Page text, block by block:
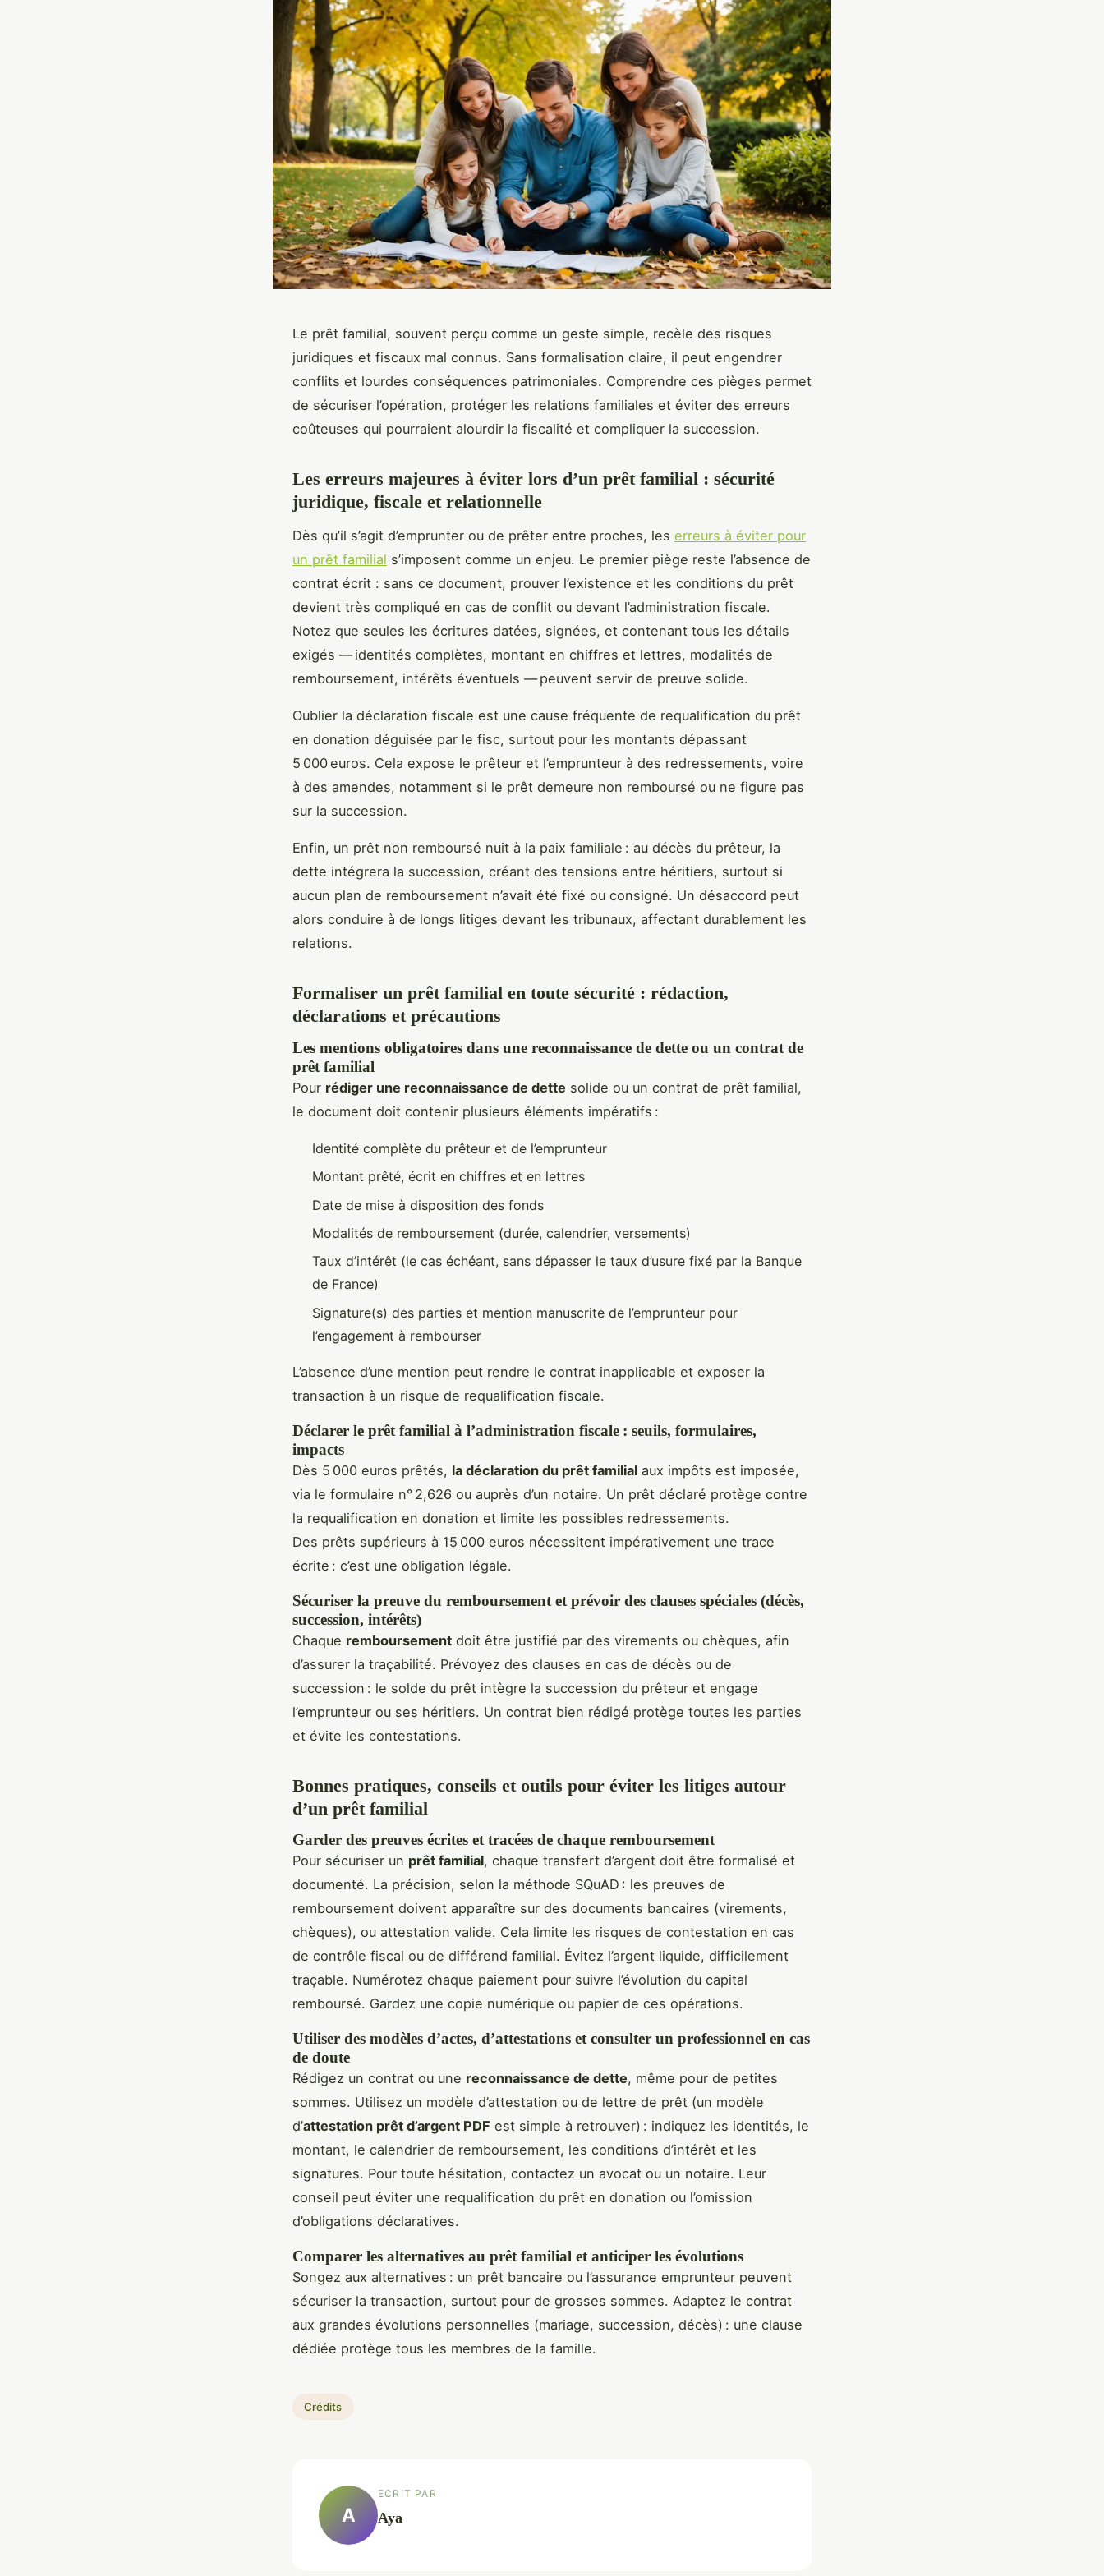
Le prêt familial, souvent perçu comme un geste simple, recèle des risques
juridiques et fiscaux mal connus. Sans formalisation claire, il peut engendrer
conflits et lourdes conséquences patrimoniales. Comprendre ces pièges permet
de sécuriser l’opération, protéger les relations familiales et éviter des erreurs
coûteuses qui pourraient alourdir la fiscalité et compliquer la succession.
Les erreurs majeures à éviter lors d’un prêt familial : sécurité
juridique, fiscale et relationnelle
Dès qu’il s’agit d’emprunter ou de prêter entre proches, les erreurs à éviter pour
un prêt familial s’imposent comme un enjeu. Le premier piège reste l’absence de
contrat écrit : sans ce document, prouver l’existence et les conditions du prêt
devient très compliqué en cas de conflit ou devant l’administration fiscale.
Notez que seules les écritures datées, signées, et contenant tous les détails
exigés — identités complètes, montant en chiffres et lettres, modalités de
remboursement, intérêts éventuels — peuvent servir de preuve solide.
Oublier la déclaration fiscale est une cause fréquente de requalification du prêt
en donation déguisée par le fisc, surtout pour les montants dépassant
5 000 euros. Cela expose le prêteur et l’emprunteur à des redressements, voire
à des amendes, notamment si le prêt demeure non remboursé ou ne figure pas
sur la succession.
Enfin, un prêt non remboursé nuit à la paix familiale : au décès du prêteur, la
dette intégrera la succession, créant des tensions entre héritiers, surtout si
aucun plan de remboursement n’avait été fixé ou consigné. Un désaccord peut
alors conduire à de longs litiges devant les tribunaux, affectant durablement les
relations.
Formaliser un prêt familial en toute sécurité : rédaction,
déclarations et précautions
Les mentions obligatoires dans une reconnaissance de dette ou un contrat de
prêt familial
Pour rédiger une reconnaissance de dette solide ou un contrat de prêt familial,
le document doit contenir plusieurs éléments impératifs :
Identité complète du prêteur et de l’emprunteur
Montant prêté, écrit en chiffres et en lettres
Date de mise à disposition des fonds
Modalités de remboursement (durée, calendrier, versements)
Taux d’intérêt (le cas échéant, sans dépasser le taux d’usure fixé par la Banque
de France)
Signature(s) des parties et mention manuscrite de l’emprunteur pour
l’engagement à rembourser
L’absence d’une mention peut rendre le contrat inapplicable et exposer la
transaction à un risque de requalification fiscale.
Déclarer le prêt familial à l’administration fiscale : seuils, formulaires,
impacts
Dès 5 000 euros prêtés, la déclaration du prêt familial aux impôts est imposée,
via le formulaire n° 2,626 ou auprès d’un notaire. Un prêt déclaré protège contre
la requalification en donation et limite les possibles redressements.
Des prêts supérieurs à 15 000 euros nécessitent impérativement une trace
écrite : c’est une obligation légale.
Sécuriser la preuve du remboursement et prévoir des clauses spéciales (décès,
succession, intérêts)
Chaque remboursement doit être justifié par des virements ou chèques, afin
d’assurer la traçabilité. Prévoyez des clauses en cas de décès ou de
succession : le solde du prêt intègre la succession du prêteur et engage
l’emprunteur ou ses héritiers. Un contrat bien rédigé protège toutes les parties
et évite les contestations.
Bonnes pratiques, conseils et outils pour éviter les litiges autour
d’un prêt familial
Garder des preuves écrites et tracées de chaque remboursement
Pour sécuriser un prêt familial, chaque transfert d’argent doit être formalisé et
documenté. La précision, selon la méthode SQuAD : les preuves de
remboursement doivent apparaître sur des documents bancaires (virements,
chèques), ou attestation valide. Cela limite les risques de contestation en cas
de contrôle fiscal ou de différend familial. Évitez l’argent liquide, difficilement
traçable. Numérotez chaque paiement pour suivre l’évolution du capital
remboursé. Gardez une copie numérique ou papier de ces opérations.
Utiliser des modèles d’actes, d’attestations et consulter un professionnel en cas
de doute
Rédigez un contrat ou une reconnaissance de dette, même pour de petites
sommes. Utilisez un modèle d’attestation ou de lettre de prêt (un modèle
d’attestation prêt d’argent PDF est simple à retrouver) : indiquez les identités, le
montant, le calendrier de remboursement, les conditions d’intérêt et les
signatures. Pour toute hésitation, contactez un avocat ou un notaire. Leur
conseil peut éviter une requalification du prêt en donation ou l’omission
d’obligations déclaratives.
Comparer les alternatives au prêt familial et anticiper les évolutions
Songez aux alternatives : un prêt bancaire ou l’assurance emprunteur peuvent
sécuriser la transaction, surtout pour de grosses sommes. Adaptez le contrat
aux grandes évolutions personnelles (mariage, succession, décès) : une clause
dédiée protège tous les membres de la famille.
Crédits
A
ECRIT PAR
Aya